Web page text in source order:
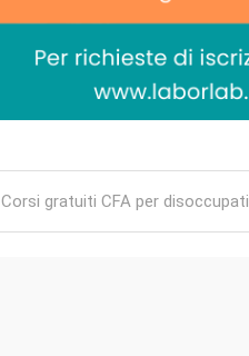
Corsi gratuiti CFA per disoccupati